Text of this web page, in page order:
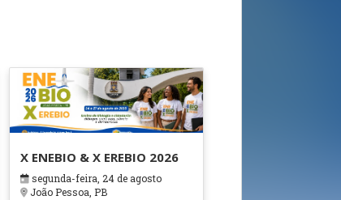
X ENEBIO & X EREBIO 2026
segunda-feira, 24 de agosto
João Pessoa, PB